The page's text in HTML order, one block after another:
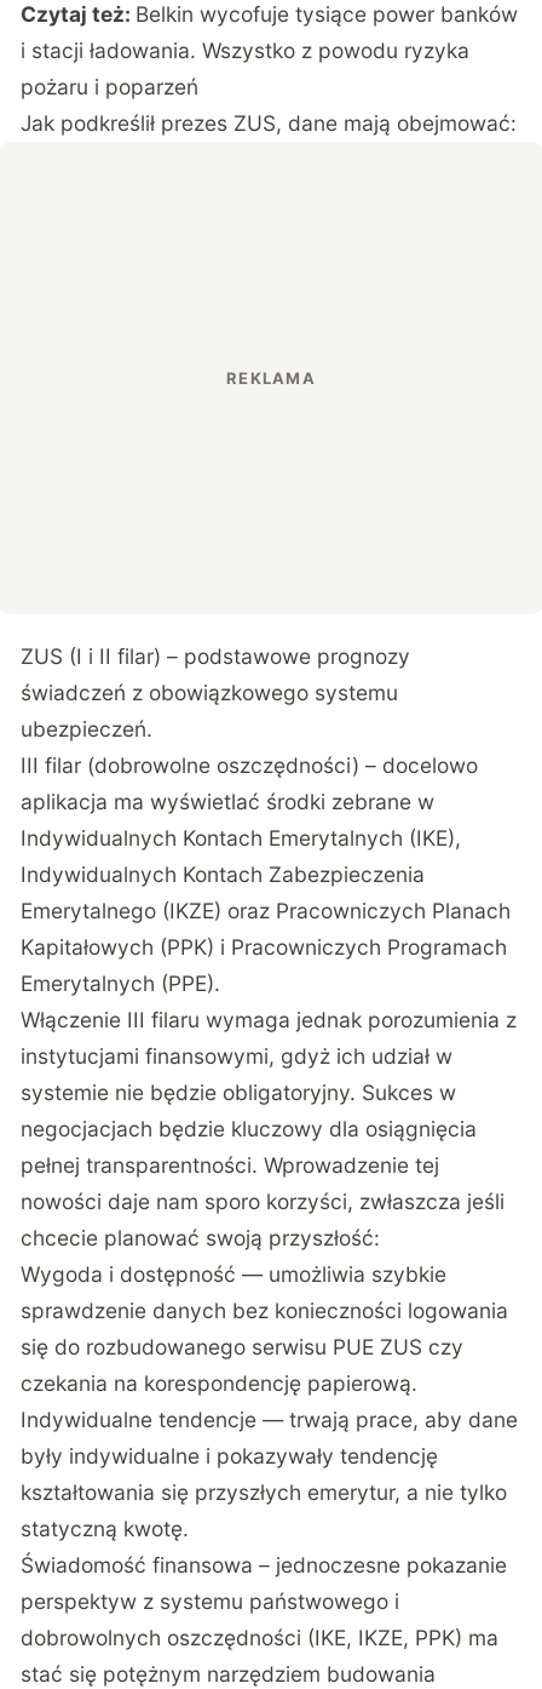
Czytaj też: Belkin wycofuje tysiące power banków
i stacji ładowania. Wszystko z powodu ryzyka
pożaru i poparzeń
Jak podkreślił prezes ZUS, dane mają obejmować:
ZUS (I i II filar) – podstawowe prognozy
świadczeń z obowiązkowego systemu
ubezpieczeń.
III filar (dobrowolne oszczędności) – docelowo
aplikacja ma wyświetlać środki zebrane w
Indywidualnych Kontach Emerytalnych (IKE),
Indywidualnych Kontach Zabezpieczenia
Emerytalnego (IKZE) oraz Pracowniczych Planach
Kapitałowych (PPK) i Pracowniczych Programach
Emerytalnych (PPE).
Włączenie III filaru wymaga jednak porozumienia z
instytucjami finansowymi, gdyż ich udział w
systemie nie będzie obligatoryjny. Sukces w
negocjacjach będzie kluczowy dla osiągnięcia
pełnej transparentności. Wprowadzenie tej
nowości daje nam sporo korzyści, zwłaszcza jeśli
chcecie planować swoją przyszłość:
Wygoda i dostępność — umożliwia szybkie
sprawdzenie danych bez konieczności logowania
się do rozbudowanego serwisu PUE ZUS czy
czekania na korespondencję papierową.
Indywidualne tendencje — trwają prace, aby dane
były indywidualne i pokazywały tendencję
kształtowania się przyszłych emerytur, a nie tylko
statyczną kwotę.
Świadomość finansowa – jednoczesne pokazanie
perspektyw z systemu państwowego i
dobrowolnych oszczędności (IKE, IKZE, PPK) ma
stać się potężnym narzędziem budowania